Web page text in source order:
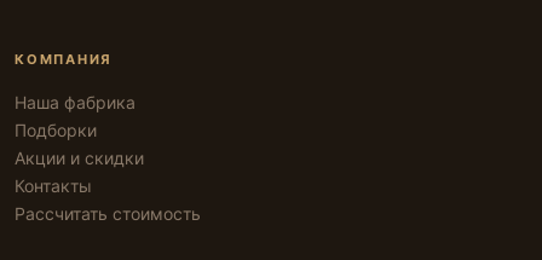
КОМПАНИЯ
Наша фабрика
Подборки
Акции и скидки
Контакты
Рассчитать стоимость